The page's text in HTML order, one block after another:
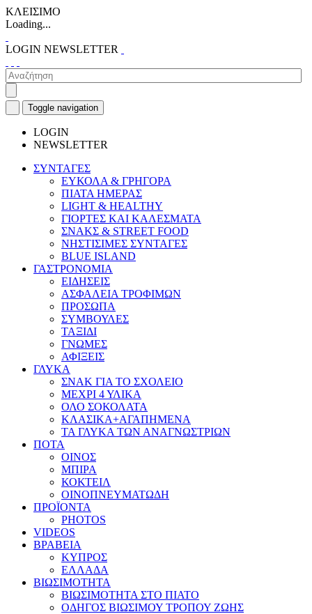
ΚΛΕΙΣΙΜΟ
Loading...
LOGIN NEWSLETTER
Toggle navigation
LOGIN
NEWSLETTER
ΣΥΝΤΑΓΕΣ
ΕΥΚΟΛΑ & ΓΡΗΓΟΡΑ
ΠΙΑΤΑ ΗΜΕΡΑΣ
LIGHT & HEALTHY
ΓΙΟΡΤΕΣ ΚΑΙ ΚΑΛΕΣΜΑΤΑ
ΣΝΑΚΣ & STREET FOOD
ΝΗΣΤΙΣΙΜΕΣ ΣΥΝΤΑΓΕΣ
BLUE ISLAND
ΓΑΣΤΡΟΝΟΜΙΑ
ΕΙΔΗΣΕΙΣ
ΑΣΦΑΛΕΙΑ ΤΡΟΦΙΜΩΝ
ΠΡΟΣΩΠΑ
ΣΥΜΒΟΥΛΕΣ
ΤΑΞΙΔΙ
ΓΝΩΜΕΣ
ΑΦΙΞΕΙΣ
ΓΛΥΚΑ
ΣΝΑΚ ΓΙΑ ΤΟ ΣΧΟΛΕΙΟ
ΜΕΧΡΙ 4 ΥΛΙΚΑ
ΟΛΟ ΣΟΚΟΛΑΤΑ
ΚΛΑΣΙΚΑ+ΑΓΑΠΗΜΕΝΑ
ΤΑ ΓΛΥΚΑ ΤΩΝ ΑΝΑΓΝΩΣΤΡΙΩΝ
ΠΟΤΑ
ΟΙΝΟΣ
ΜΠΙΡΑ
ΚΟΚΤΕΙΛ
ΟΙΝΟΠΝΕΥΜΑΤΩΔΗ
ΠΡΟΪΟΝΤΑ
PHOTOS
VIDEOS
ΒΡΑΒΕΙΑ
ΚΥΠΡΟΣ
ΕΛΛΑΔΑ
ΒΙΩΣΙΜΟΤΗΤΑ
ΒΙΩΣΙΜΟΤΗΤΑ ΣΤΟ ΠΙΑΤΟ
ΟΔΗΓΟΣ ΒΙΩΣΙΜΟΥ ΤΡΟΠΟΥ ΖΩΗΣ